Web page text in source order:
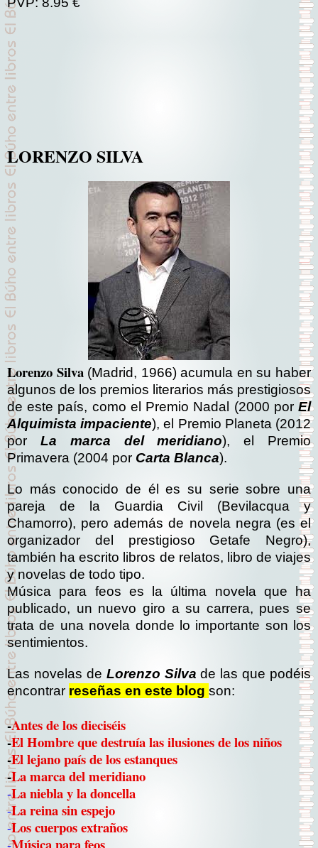
LORENZO SILVA
Lorenzo Silva (Madrid, 1966) acumula en su haber
algunos de los premios literarios más prestigiosos
de este país, como el Premio Nadal (2000 por El
Alquimista impaciente), el Premio Planeta (2012
por La marca del meridiano), el Premio
Primavera (2004 por Carta Blanca).
Lo más conocido de él es su serie sobre una
pareja de la Guardia Civil (Bevilacqua y
Chamorro), pero además de novela negra (es el
organizador del prestigioso Getafe Negro),
también ha escrito libros de relatos, libro de viajes
y novelas de todo tipo.
Música para feos es la última novela que ha
publicado, un nuevo giro a su carrera, pues se
trata de una novela donde lo importante son los
sentimientos.
Las novelas de Lorenzo Silva de las que podéis
encontrar reseñas en este blog son:
-Antes de los dieciséis
-El Hombre que destruía las ilusiones de los niños
-El lejano país de los estanques
-La marca del meridiano
-La niebla y la doncella
-La reina sin espejo
-Los cuerpos extraños
-